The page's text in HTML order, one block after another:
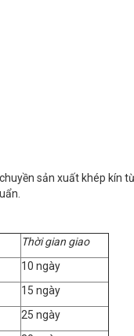
sản xuất khép kín
Thời gian giao
10 ngày
15 ngày
25 ngày